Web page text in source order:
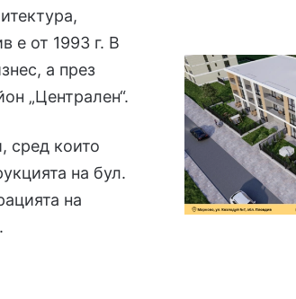
е от 1993 г. В
а през
„Централен“.
сред които
на бул.
на